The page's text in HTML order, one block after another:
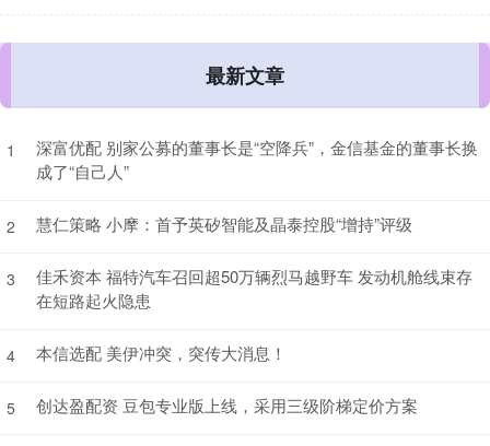
最新文章
1
深富优配 别家公募的董事长是“空降兵”，金信基金的董事长换
成了“自己人”
2 慧仁策略 小摩：首予英矽智能及晶泰控股“增持”评级
3
佳禾资本 福特汽车召回超50万辆烈马越野车 发动机舱线束存
在短路起火隐患
4 本信选配 美伊冲突，突传大消息！
5 创达盈配资 豆包专业版上线，采用三级阶梯定价方案